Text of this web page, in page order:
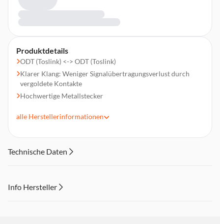
Produktdetails
ODT (Toslink) <-> ODT (Toslink)
Klarer Klang: Weniger Signalübertragungsverlust durch
vergoldete Kontakte
Hochwertige Metallstecker
Mit Knickschutz
alle Herstellerinformationen
Technische Daten
Info Hersteller